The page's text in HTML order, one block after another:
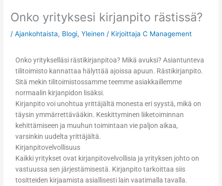
Onko yrityksesi kirjanpito rästissä?
/Ajankohtaista, Blogi,Yleinen / KirjoittajaC Management
Onko yritykselläsi rästikirjanpitoa? Mikä avuksi? Asiantunteva
tilitoimisto kannattaa hälyttää ajoissa apuun. Rästikirjanpito.
Sitä mekin tilitoimistossamme teemme asiakkaillemme
normaalin kirjanpidon lisäksi.
Kirjanpito voi unohtua yrittäjältä monesta eri syystä, mikä on
täysin ymmärrettävääkin. Keskittyminen liiketoiminnan
kehittämiseen ja muuhun toimintaan vie paljon aikaa,
varsinkin uudelta yrittäjältä.
Kirjanpitovelvollisuus
Kaikki yritykset ovat kirjanpitovelvollisia ja yrityksen johto on
vastuussa sen järjestämisestä. Kirjanpito tarkoittaa siis
tositteiden kirjaamista asiallisesti lain vaatimalla tavalla.